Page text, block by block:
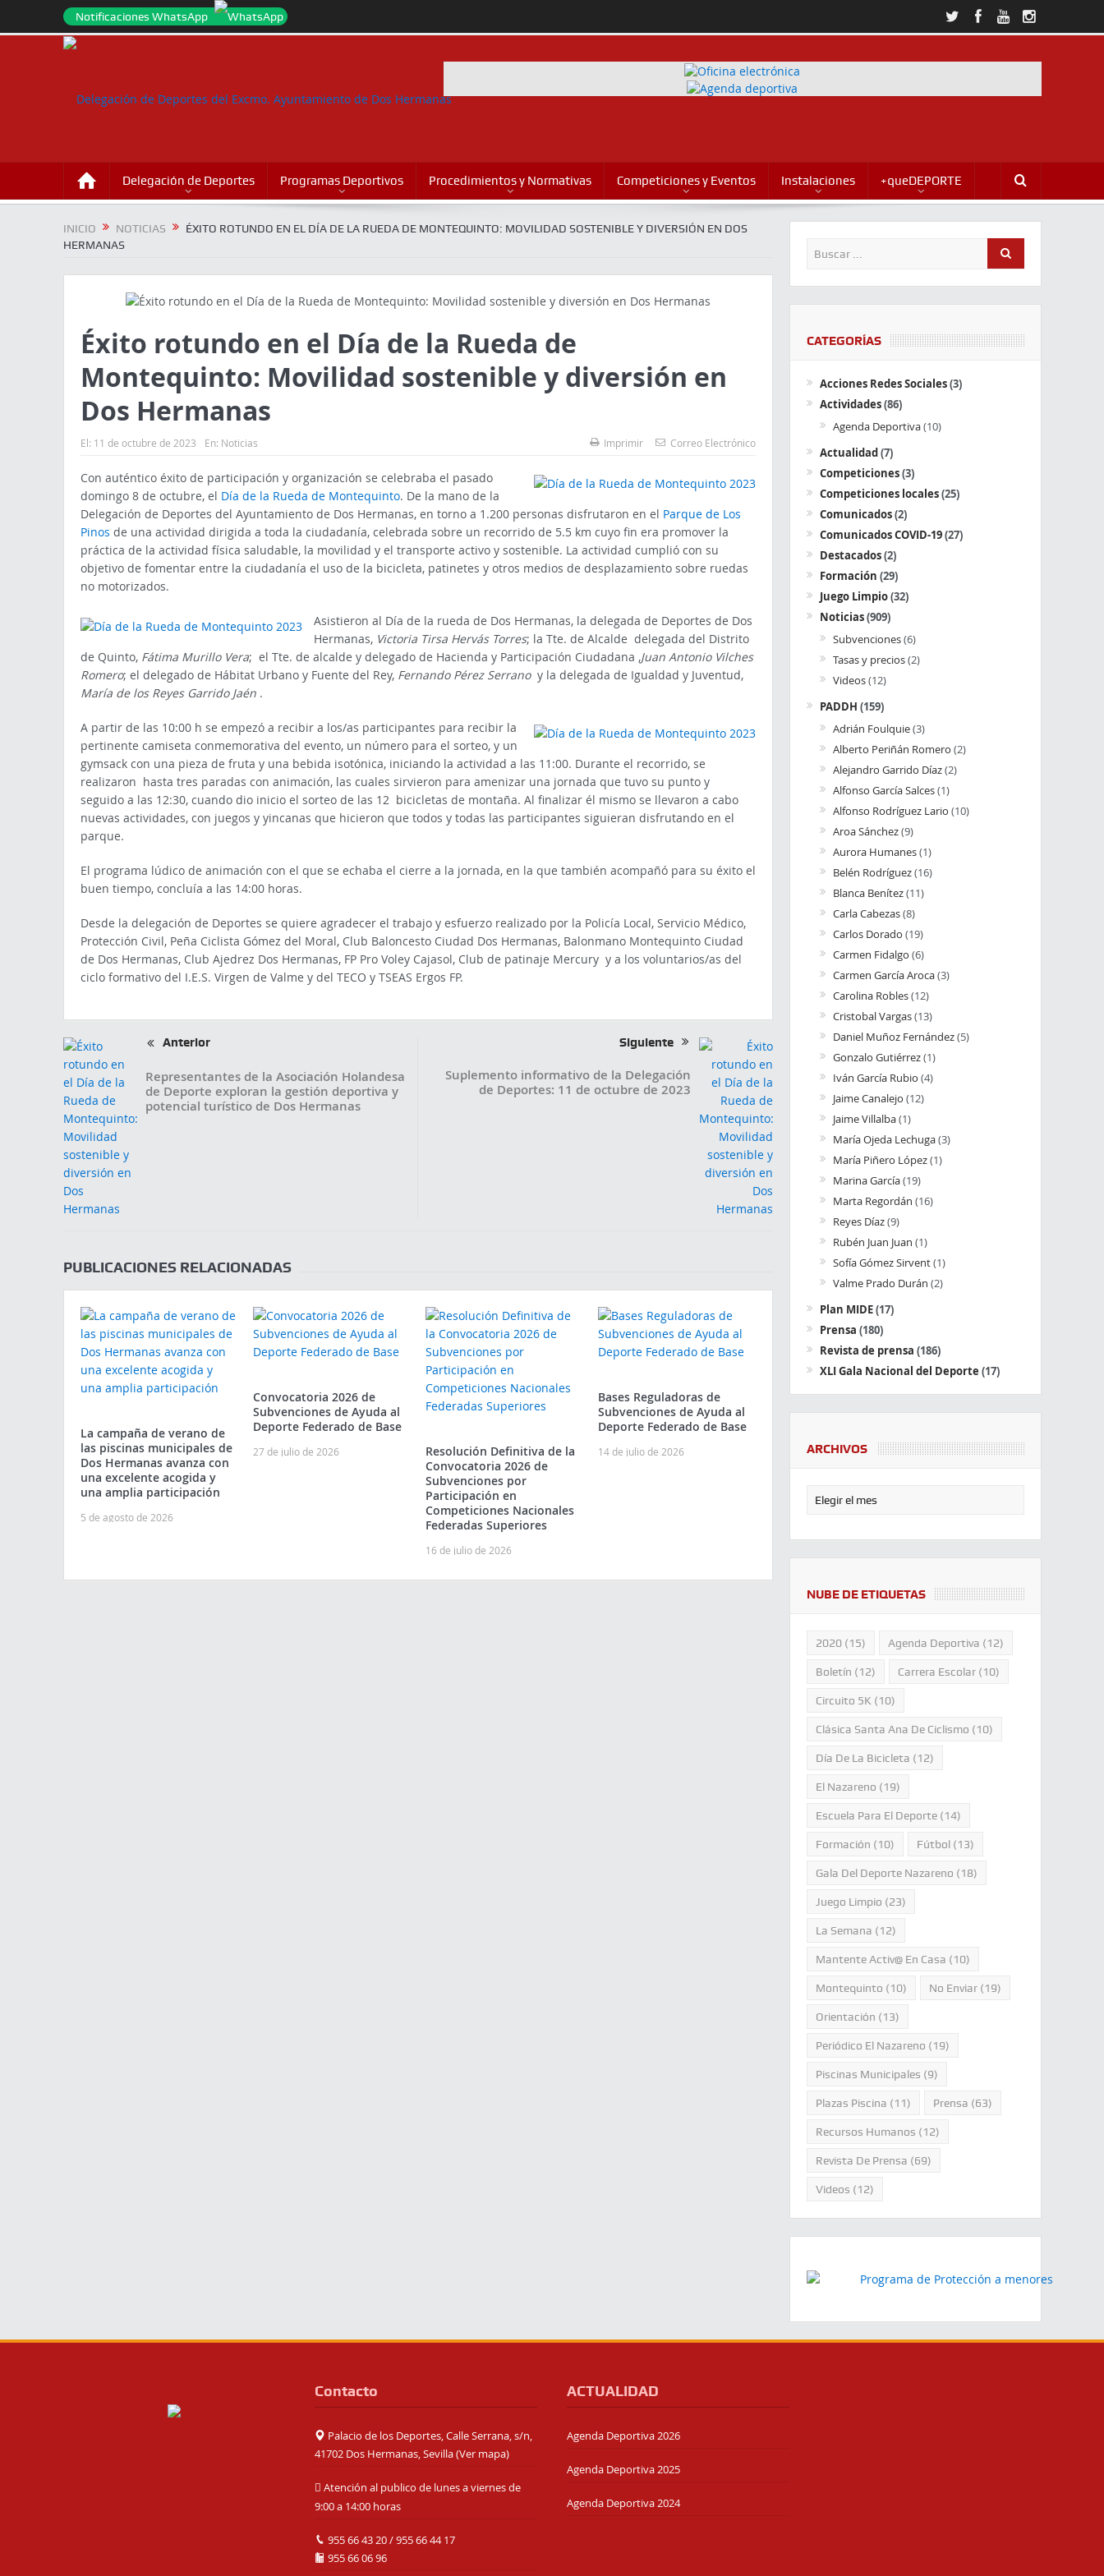
Notificaciones WhatsApp
Delegación de Deportes Programas Deportivos Procedimientos y Normativas Competiciones y Eventos Instalaciones +queDEPORTE
INICIO NOTICIAS
ÉXITO ROTUNDO EN EL DÍA DE LA RUEDA DE MONTEQUINTO: MOVILIDAD SOSTENIBLE Y DIVERSIÓN EN DOS
HERMANAS
Éxito rotundo en el Día de la Rueda de
Montequinto: Movilidad sostenible y diversión en
Dos Hermanas
El: 11 de octubre de 2023 En: Noticias Imprimir Correo Electrónico
Con auténtico éxito de participación y organización se celebraba el pasado
domingo 8 de octubre, el Día de la Rueda de Montequinto. De la mano de la
Delegación de Deportes del Ayuntamiento de Dos Hermanas, en torno a 1.200 personas disfrutaron en el Parque de Los
Pinos de una actividad dirigida a toda la ciudadanía, celebrada sobre un recorrido de 5.5 km cuyo fin era promover la
práctica de la actividad física saludable, la movilidad y el transporte activo y sostenible. La actividad cumplió con su
objetivo de fomentar entre la ciudadanía el uso de la bicicleta, patinetes y otros medios de desplazamiento sobre ruedas
no motorizados.
Asistieron al Día de la rueda de Dos Hermanas, la delegada de Deportes de Dos
Hermanas, Victoria Tirsa Hervás Torres; la Tte. de Alcalde delegada del Distrito
de Quinto, Fátima Murillo Vera; el Tte. de alcalde y delegado de Hacienda y Participación Ciudadana ,Juan Antonio Vilches
Romero; el delegado de Hábitat Urbano y Fuente del Rey, Fernando Pérez Serranoy la delegada de Igualdad y Juventud,
María de los Reyes Garrido Jaén.
A partir de las 10:00 h se empezó a recibir a los/as participantes para recibir la
pertinente camiseta conmemorativa del evento, un número para el sorteo, y un
gymsack con una pieza de fruta y una bebida isotónica, iniciando la actividad a las 11:00. Durante el recorrido, se
realizaron hasta tres paradas con animación, las cuales sirvieron para amenizar una jornada que tuvo su punto y
seguido a las 12:30, cuando dio inicio el sorteo de las 12 bicicletas de montaña. Al finalizar él mismo se llevaron a cabo
nuevas actividades, con juegos y yincanas que hicieron que todos y todas las participantes siguieran disfrutando en el
parque.
El programa lúdico de animación con el que se echaba el cierre a la jornada, en la que también acompañó para su éxito el
buen tiempo, concluía a las 14:00 horas.
Desde la delegación de Deportes se quiere agradecer el trabajo y esfuerzo realizado por la Policía Local, Servicio Médico,
Protección Civil, Peña Ciclista Gómez del Moral, Club Baloncesto Ciudad Dos Hermanas, Balonmano Montequinto Ciudad
de Dos Hermanas, Club Ajedrez Dos Hermanas, FP Pro Voley Cajasol, Club de patinaje Mercury y a los voluntarios/as del
ciclo formativo del I.E.S. Virgen de Valme y del TECO y TSEAS Ergos FP.
Anterior
Representantes de la Asociación Holandesa
de Deporte exploran la gestión deportiva y
potencial turístico de Dos Hermanas
Siguiente
Suplemento informativo de la Delegación
de Deportes: 11 de octubre de 2023
PUBLICACIONES RELACIONADAS
La campaña de verano de
las piscinas municipales de
Dos Hermanas avanza con
una excelente acogida y
una amplia participación
5 de agosto de 2026
Convocatoria 2026 de
Subvenciones de Ayuda al
Deporte Federado de Base
27 de julio de 2026
Resolución Definitiva de la
Convocatoria 2026 de
Subvenciones por
Participación en
Competiciones Nacionales
Federadas Superiores
16 de julio de 2026
Bases Reguladoras de
Subvenciones de Ayuda al
Deporte Federado de Base
14 de julio de 2026
CATEGORÍAS
Acciones Redes Sociales(3)
Actividades(86)
Agenda Deportiva(10)
Actualidad(7)
Competiciones(3)
Competiciones locales(25)
Comunicados(2)
Comunicados COVID-19(27)
Destacados(2)
Formación (29)
Juego Limpio(32)
Noticias(909)
Subvenciones(6)
Tasas y precios(2)
Videos(12)
PADDH (159)
Adrián Foulquie(3)
Alberto Periñán Romero (2)
Alejandro Garrido Díaz(2)
Alfonso García Salces(1)
Alfonso Rodríguez Lario (10)
Aroa Sánchez(9)
Aurora Humanes(1)
Belén Rodríguez(16)
Blanca Benítez(11)
Carla Cabezas(8)
Carlos Dorado (19)
Carmen Fidalgo (6)
Carmen García Aroca(3)
Carolina Robles(12)
Cristobal Vargas(13)
Daniel Muñoz Fernández(5)
Gonzalo Gutiérrez(1)
Iván García Rubio (4)
Jaime Canalejo (12)
Jaime Villalba(1)
María Ojeda Lechuga(3)
María Piñero López(1)
Marina García(19)
Marta Regordán (16)
Reyes Díaz(9)
Rubén Juan Juan (1)
Sofía Gómez Sirvent(1)
Valme Prado Durán (2)
Plan MIDE(17)
Prensa (180)
Revista de prensa (186)
XLI Gala Nacional del Deporte (17)
ARCHIVOS
NUBE DE ETIQUETAS
2020(15) Agenda Deportiva (12)
Boletín (12) Carrera Escolar(10)
Circuito 5K (10)
Clásica Santa Ana De Ciclismo (10)
Día De La Bicicleta (12)
El Nazareno (19)
Escuela Para El Deporte(14)
Formación (10) Fútbol(13)
Gala Del Deporte Nazareno (18)
Juego Limpio (23)
La Semana (12)
Mantente Activ@ En Casa (10)
Montequinto (10) No Enviar(19)
Orientación (13)
Periódico El Nazareno (19)
Piscinas Municipales (9)
Plazas Piscina (11) Prensa (63)
Recursos Humanos (12)
Revista De Prensa (69)
Videos (12)
Contacto
Palacio de los Deportes, Calle Serrana, s/n,
41702 Dos Hermanas, Sevilla (Ver mapa)
Atención al publico de lunes a viernes de
9:00 a 14:00 horas
955 66 43 20/955 66 44 17
955 66 06 96
ACTUALIDAD
Agenda Deportiva 2026
Agenda Deportiva 2025
Agenda Deportiva 2024